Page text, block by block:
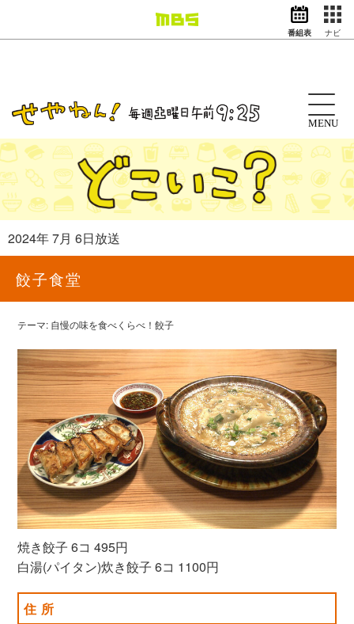
ドラマ
アニメ
動画イズム ニュース
天気・防災 イベント
映画
番組表 ナビ
MENU
2024年 7月 6日放送
餃子食堂
テーマ: 自慢の味を食べくらべ！餃子
焼き餃子 6コ 495円
白湯(パイタン)炊き餃子 6コ 1100円
住所